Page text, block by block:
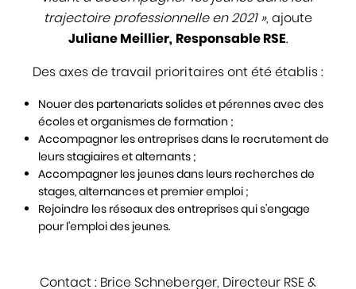
trajectoire professionnelle en 2021 », ajoute
Juliane Meillier, Responsable RSE.
Des axes de travail prioritaires ont été établis :
Nouer des partenariats solides et pérennes avec des
écoles et organismes de formation ;
Accompagner les entreprises dans le recrutement de
leurs stagiaires et alternants ;
Accompagner les jeunes dans leurs recherches de
stages, alternances et premier emploi ;
Rejoindre les réseaux des entreprises qui s’engage
pour l’emploi des jeunes.
Contact : Brice Schneberger, Directeur RSE &